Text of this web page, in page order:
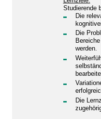
Studierende
Die
Die
werden.
Die